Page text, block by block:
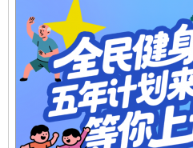
全民健身五年计划来了！